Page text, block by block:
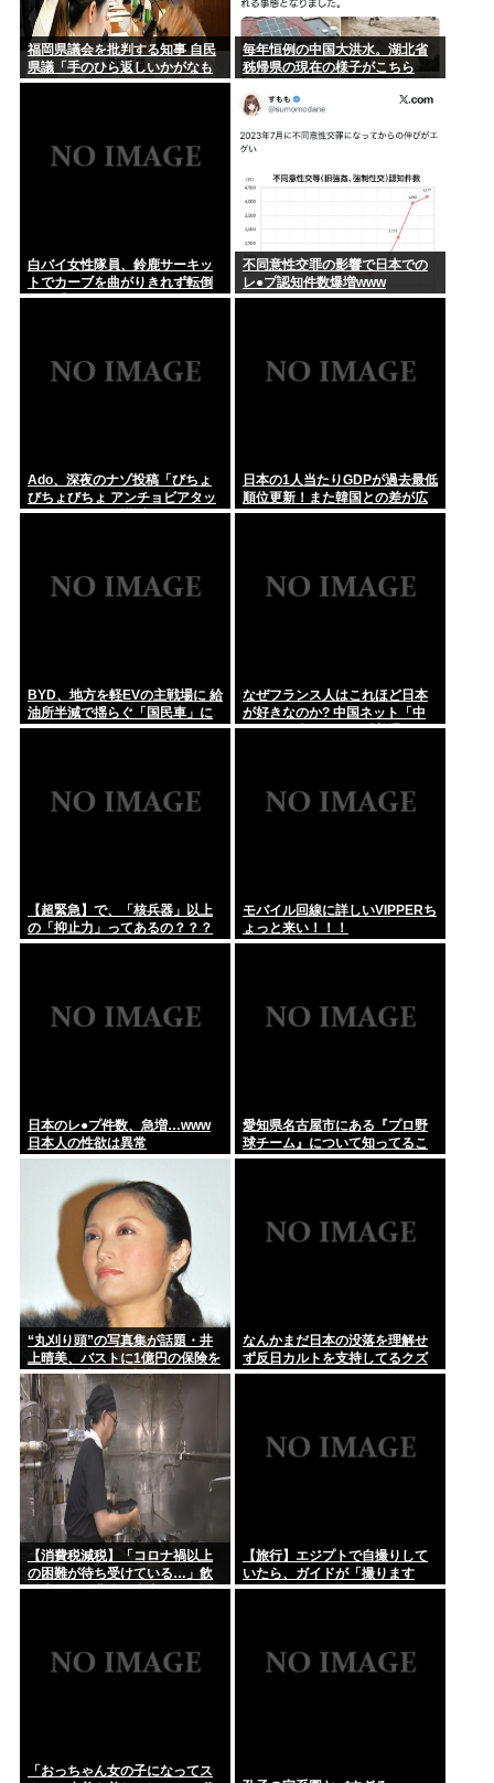
50歳でマッチングアプリも婚活イベントも行ったことないオ
ッサンだ...
元ジャンポケ・斉藤慎二被告の妻・瀬戸サオリ 「久々に」家
【画像】白サターンが出た時の衝撃は凄かったよな。わずか1
年半でこ...
マチアプで会った女とお泊まりデートしたんやが
【緊急高市速報】2026年製のエアコン 品質が崩壊して終わる
ジャンポケ斉藤慎二の妻・瀬戸サオリ、小1の息子のためにお
福岡県議会を批判する知事 自民
県議「手のひら返しいかがなも
のか」
毎年恒例の中国大洪水。湖北省
秭帰県の現在の様子がこちら
白バイ女性隊員、鈴鹿サーキッ
トでカーブを曲がりきれず転倒
して重傷
不同意性交罪の影響で日本での
レ●プ認知件数爆増www
Ado、深夜のナゾ投稿「びちょ
びちょびちょ アンチョビアタッ
ク！」 SNSに反響広がる
日本の1人当たりGDPが過去最低
順位更新！また韓国との差が広
がりました
BYD、地方を軽EVの主戦場に 給
油所半減で揺らぐ「国民車」に
照準
なぜフランス人はこれほど日本
が好きなのか? 中国ネット「中
国人も日本が好き」「普通の人
【超緊急】で、「核兵器」以上
の「抑止力」ってあるの？？？
www
モバイル回線に詳しいVIPPERち
ょっと来い！！！
日本のレ●プ件数、急増…www
日本人の性欲は異常
愛知県名古屋市にある『プロ野
球チーム』について知ってるこ
と
“丸刈り頭”の写真集が話題・井
上晴美、バストに1億円の保険を
かけた当時を振り返る「すごく
不思議な感覚」
なんかまだ日本の没落を理解せ
ず反日カルトを支持してるクズ
が多いんだけどなんだお前ら
【消費税減税】「コロナ禍以上
の困難が待ち受けている…」飲
食店からは悲痛な声上がる 懸念
【旅行】エジプトで自撮りして
いたら、ガイドが「撮ります
よ！」→ノリノリでポーズを取
「おっちゃん女の子になってス